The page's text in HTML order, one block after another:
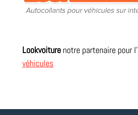
Lookvoiturenotre partenaire pour l’
véhicules